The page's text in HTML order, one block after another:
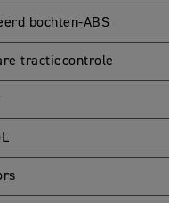
bochten-ABS
tractiecontrole